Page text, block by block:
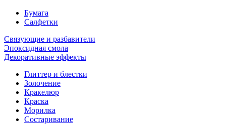
Бумага
Салфетки
Связующие и разбавители
Эпоксидная смола
Декоративные эффекты
Глиттер и блестки
Золочение
Кракелюр
Краска
Морилка
Состаривание